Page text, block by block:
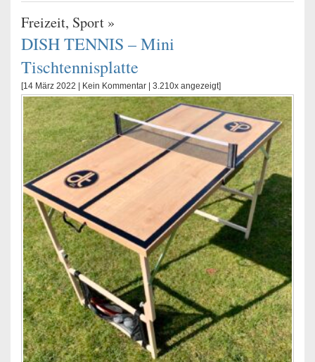
Freizeit, Sport »
DISH TENNIS – Mini
Tischtennisplatte
[14 März 2022 | Kein Kommentar | 3.210x angezeigt]